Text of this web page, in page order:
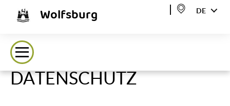
Wolfsburg DE
DATENSCHUTZ